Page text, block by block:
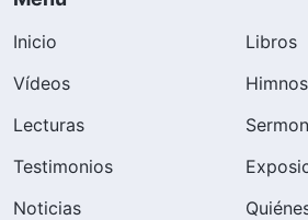
Inicio
Libros
Vídeos
Himnos
Lecturas
Testimonios
Noticias